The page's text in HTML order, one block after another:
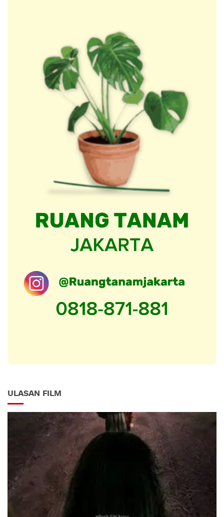
ULASAN FILM